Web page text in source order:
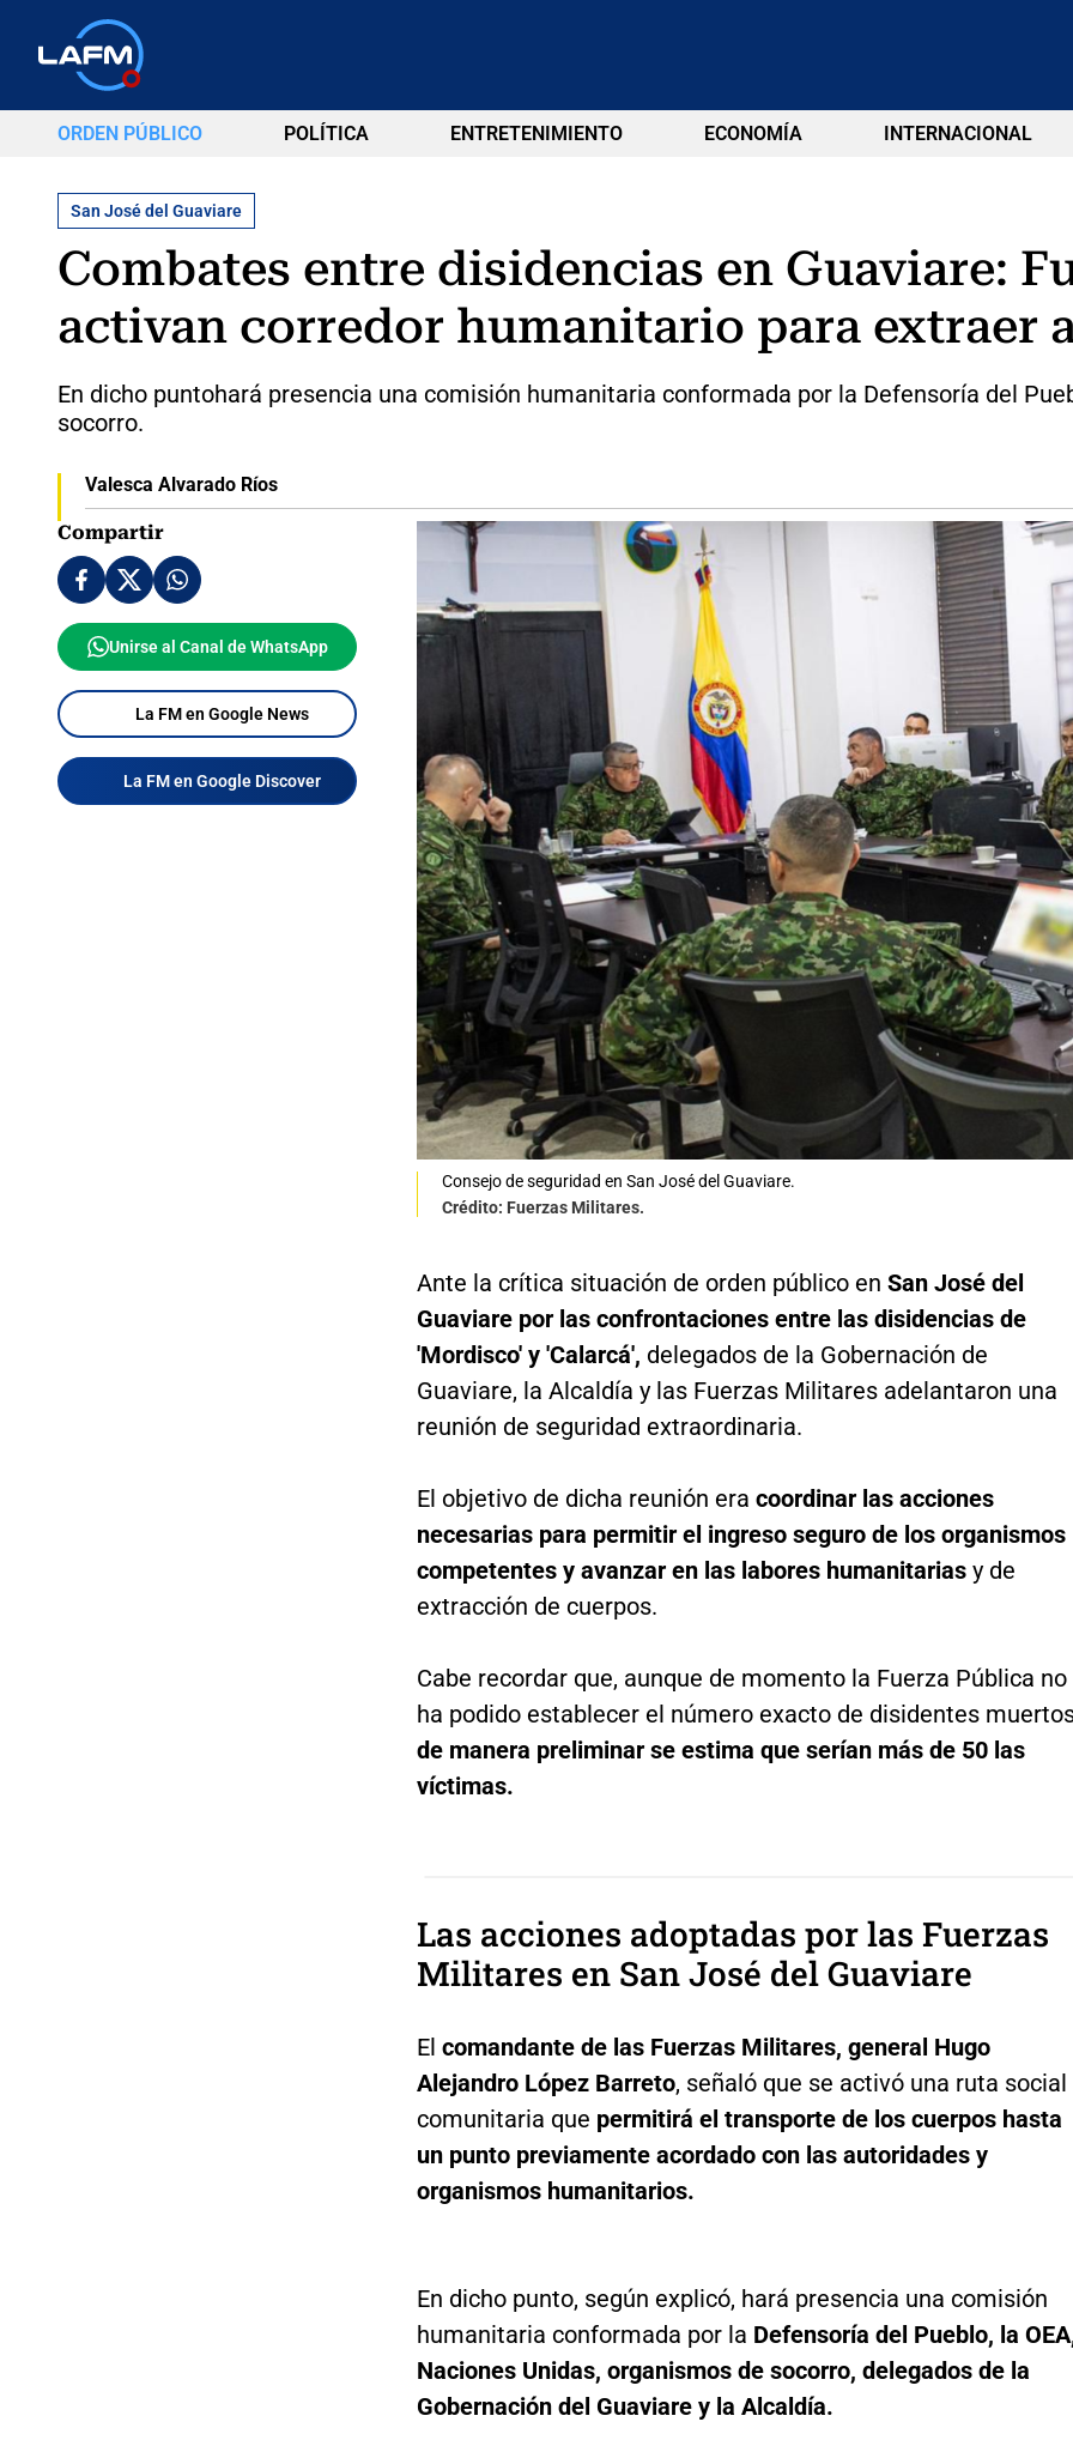
ORDEN PÚBLICO POLÍTICA ENTRETENIMIENTO ECONOMÍA INTERNACIONAL
San José del Guaviare
Combates entre disidencias en Guaviare:
activan corredor humanitario para extraer
En dicho puntohará presencia una comisión humanitaria conformada por la Defensoría del
socorro.
Valesca Alvarado Ríos
Compartir
Unirse al Canal de WhatsApp
La FM en Google News
La FM en Google Discover
Consejo de seguridad en San José del Guaviare.
Crédito: Fuerzas Militares.
Ante la crítica situación de orden público en San José del
Guaviare por las confrontaciones entre las disidencias de
'Mordisco' y 'Calarcá', delegados de la Gobernación de
Guaviare, la Alcaldía y las Fuerzas Militares adelantaron una
reunión de seguridad extraordinaria.
El objetivo de dicha reunión era coordinar las acciones
necesarias para permitir el ingreso seguro de los organismos
competentes y avanzar en las labores humanitarias y de
extracción de cuerpos.
Cabe recordar que, aunque de momento la Fuerza Pública no
ha podido establecer el número exacto de disidentes
de manera preliminar se estima que serían más de 50 las
víctimas.
Las acciones adoptadas por las Fuerzas
Militares en San José del Guaviare
El comandante de las Fuerzas Militares, general Hugo
Alejandro López Barreto, señaló que se activó una ruta social
comunitaria que permitirá el transporte de los cuerpos hasta
un punto previamente acordado con las autoridades y
organismos humanitarios.
En dicho punto, según explicó, hará presencia una comisión
humanitaria conformada por la Defensoría del Pueblo, la
Naciones Unidas, organismos de socorro, delegados de la
Gobernación del Guaviare y la Alcaldía.